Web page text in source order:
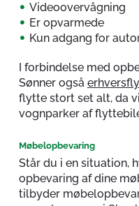
Videoovervågning
Er opvarmede
Kun adgang for
I forbindelse med
Sønner også
flytte stort set alt, da
vognparker af
Møbelopbevaring
Står du i en situation,
opbevaring af dine
tilbyder